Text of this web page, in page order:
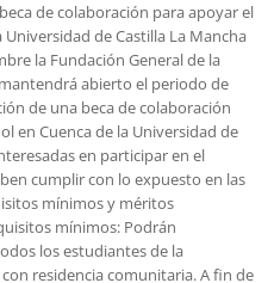
de colaboración para apoyar el
de Castilla La Mancha
la Fundación General de la
abierto el periodo de
de una beca de colaboración
en Cuenca de la Universidad de
en participar en el
cumplir con lo expuesto en las
mínimos y méritos
mínimos: Podrán
los estudiantes de la
residencia comunitaria. A fin de